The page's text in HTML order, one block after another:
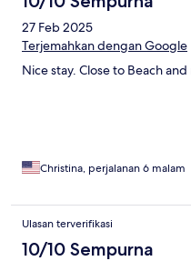
27 Feb 2025
Terjemahkan dengan Google
Nice stay. Close to Beach
Christina, perjalanan 6 malam
Ulasan terverifikasi
10/10 Sempurna